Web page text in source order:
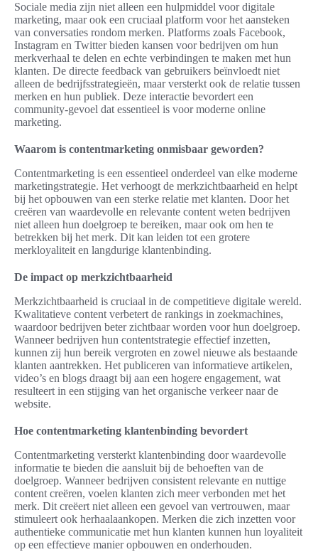
Sociale media zijn niet alleen een hulpmiddel voor digitale
marketing, maar ook een cruciaal platform voor het aansteken
van conversaties rondom merken. Platforms zoals Facebook,
Instagram en Twitter bieden kansen voor bedrijven om hun
merkverhaal te delen en echte verbindingen te maken met hun
klanten. De directe feedback van gebruikers beïnvloedt niet
alleen de bedrijfsstrategieën, maar versterkt ook de relatie tussen
merken en hun publiek. Deze interactie bevordert een
community-gevoel dat essentieel is voor moderne online
marketing.
Waarom is contentmarketing onmisbaar geworden?
Contentmarketing is een essentieel onderdeel van elke moderne
marketingstrategie. Het verhoogt de merkzichtbaarheid en helpt
bij het opbouwen van een sterke relatie met klanten. Door het
creëren van waardevolle en relevante content weten bedrijven
niet alleen hun doelgroep te bereiken, maar ook om hen te
betrekken bij het merk. Dit kan leiden tot een grotere
merkloyaliteit en langdurige klantenbinding.
De impact op merkzichtbaarheid
Merkzichtbaarheid is cruciaal in de competitieve digitale wereld.
Kwalitatieve content verbetert de rankings in zoekmachines,
waardoor bedrijven beter zichtbaar worden voor hun doelgroep.
Wanneer bedrijven hun contentstrategie effectief inzetten,
kunnen zij hun bereik vergroten en zowel nieuwe als bestaande
klanten aantrekken. Het publiceren van informatieve artikelen,
video’s en blogs draagt bij aan een hogere engagement, wat
resulteert in een stijging van het organische verkeer naar de
website.
Hoe contentmarketing klantenbinding bevordert
Contentmarketing versterkt klantenbinding door waardevolle
informatie te bieden die aansluit bij de behoeften van de
doelgroep. Wanneer bedrijven consistent relevante en nuttige
content creëren, voelen klanten zich meer verbonden met het
merk. Dit creëert niet alleen een gevoel van vertrouwen, maar
stimuleert ook herhaalaankopen. Merken die zich inzetten voor
authentieke communicatie met hun klanten kunnen hun loyaliteit
op een effectieve manier opbouwen en onderhouden.